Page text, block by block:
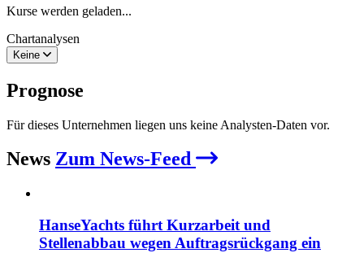
Kurse werden geladen...
Chartanalysen
Keine
Prognose
Für dieses Unternehmen liegen uns keine Analysten-Daten vor.
News Zum News-Feed
HanseYachts führt Kurzarbeit und
Stellenabbau wegen Auftragsrückgang ein